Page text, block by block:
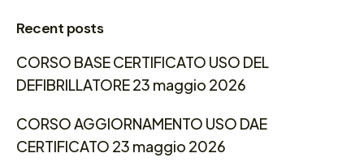
Recent posts
CORSO BASE CERTIFICATO USO DEL
DEFIBRILLATORE 23 maggio 2026
CORSO AGGIORNAMENTO USO DAE
CERTIFICATO 23 maggio 2026